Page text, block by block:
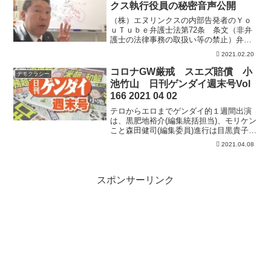
クス執行役員の秘密音声公開
（株）エヌリンクスの内部告発者のＹｏ
ｕＴｕｂｅ弁護士法第72条 条文（非弁
護士の法律事務の取扱い等の禁止）弁護
士又は弁護士法人でない者は、報酬を得
る目的で訴訟事件、非訟事件及び審査請
求、異議申立て、再審査請求等行政庁に
対する不服申立事件その...
2021.02.20
デモクラシー
コロナGW厳戒 スエズ賠償 小
池竹山 日刊ゲンダイ週末号Vol
166 2021 04 02
テロからエロまでゲンダイ的１週間出演
は、黒肥地裕介(編集統括担当)、モリケン
こと森田健司(編集委員)進行は目黒貴子お
題は①変異株GW厳戒②スエズ座礁損害賠
償は③小池、カンニング竹山に猛抗議④
2021.04.08
スポンサーリンク